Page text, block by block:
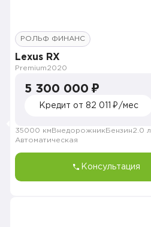
РОЛЬФ ФИНАНС
Lexus RX
Premium2020
5 300 000 ₽
Кредит от 82 011 ₽/мес
35000 км Внедорожник Бензин2.0 л.
Автоматическая
Консультация